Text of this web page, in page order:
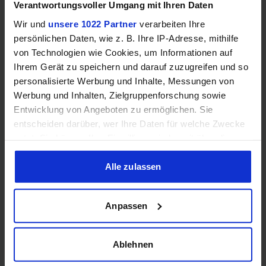
Verantwortungsvoller Umgang mit Ihren Daten
Wir und unsere 1022 Partner verarbeiten Ihre
persönlichen Daten, wie z. B. Ihre IP-Adresse, mithilfe
von Technologien wie Cookies, um Informationen auf
Ihrem Gerät zu speichern und darauf zuzugreifen und so
personalisierte Werbung und Inhalte, Messungen von
Werbung und Inhalten, Zielgruppenforschung sowie
Entwicklung von Angeboten zu ermöglichen. Sie
entscheiden darüber, wer Ihre Daten für welche Zwecke
Cookie-Erklärung oder durch Klicken auf das Privacy
Trigger Symbol ändern oder widerrufen
Informationen über Ihre geografische Lage erfassen,
welche bis auf einige Meter genau sein können
Ihr Gerät durch aktives Scannen nach bestimmten
Alle zulassen
Anpassen
Ablehnen
AVG
108.9 FPS
1%
88.5 FPS
F1 2023
Intel Arc A380 Graphics - 6GB
AVG
25.8 FPS
1%
23.5 FPS
NVIDIA GeForce RTX 4070 Ti - 12GB
1%
191.5 FPS
Intel Arc A380 Graphics - 6GB
AVG
FPS
1%
27.3 FPS
NVIDIA GeForce RTX 4070 Ti - 12GB